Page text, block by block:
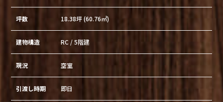
坪数 18.38坪 (60.76㎡)
建物構造 RC / 5階建
現況 空室
引渡し時期 即日